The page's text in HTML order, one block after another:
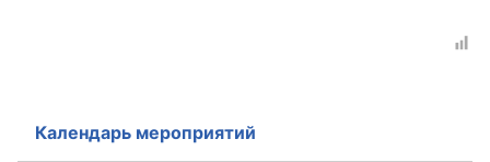
Календарь мероприятий